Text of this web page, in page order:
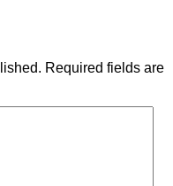
Required fields are